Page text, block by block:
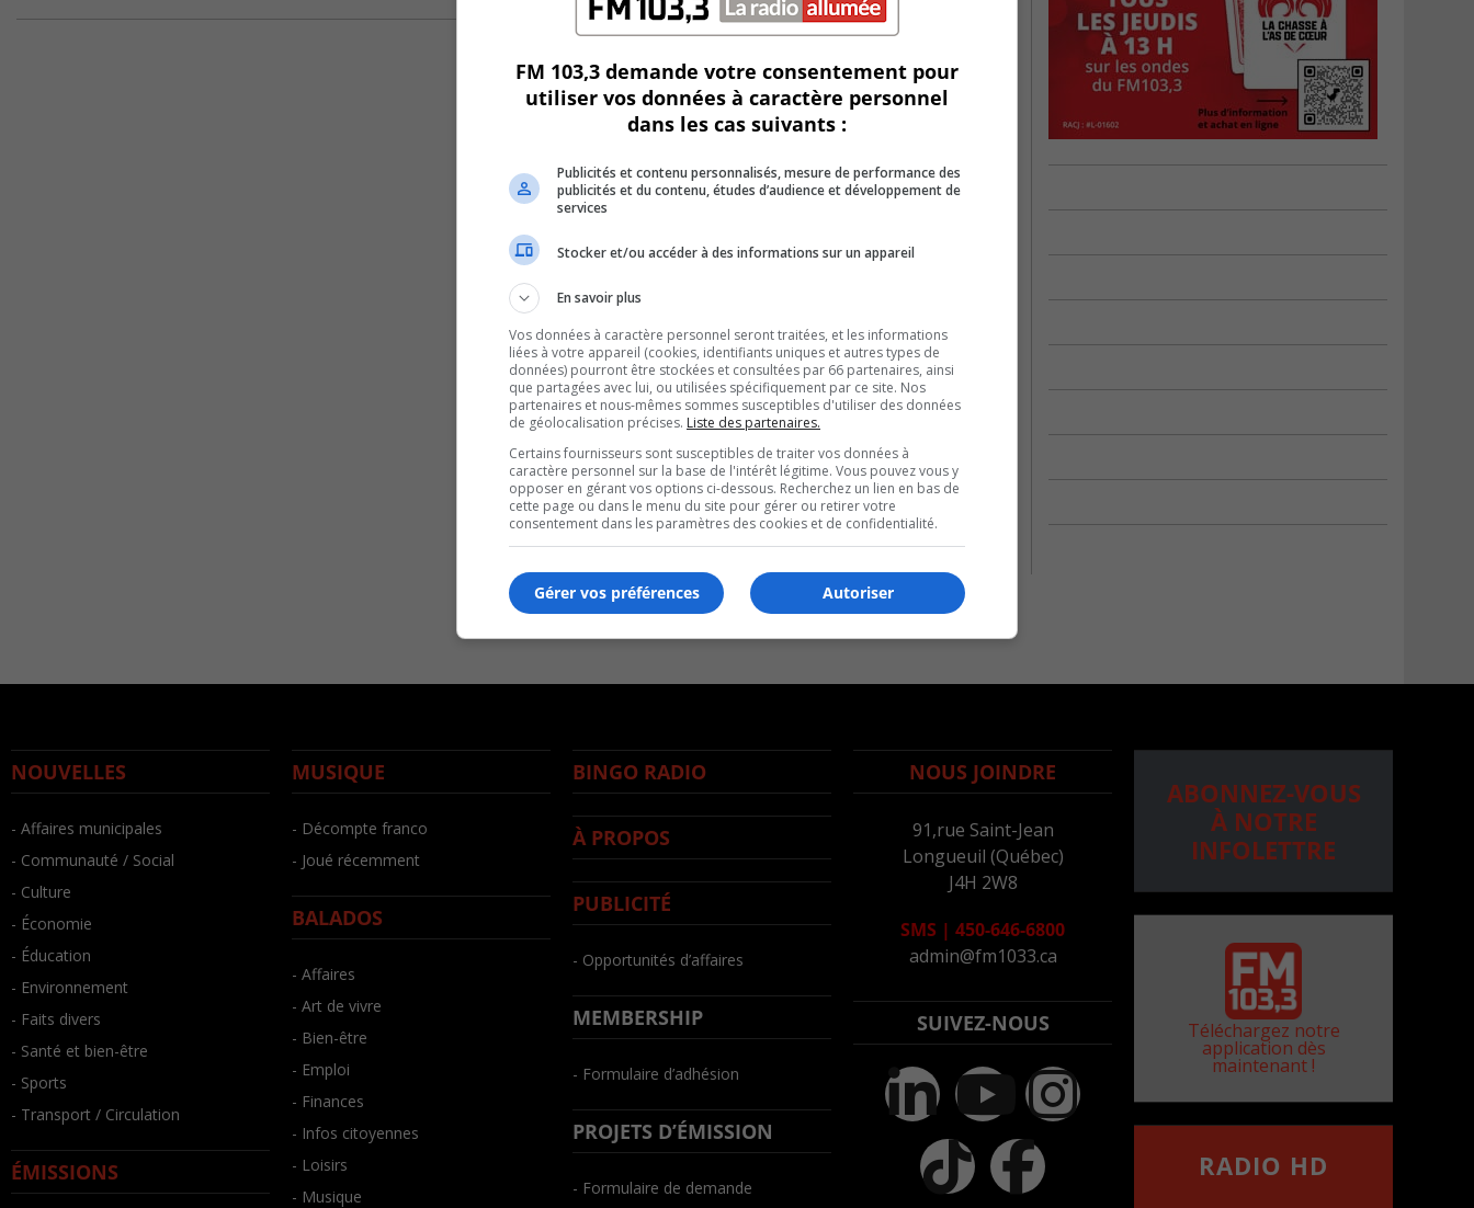
NOUVELLES
- Affaires municipales
- Communauté / Social
- Culture
- Économie
- Éducation
- Environnement
- Faits divers
- Santé et bien-être
- Sports
- Transport / Circulation
ÉMISSIONS
MUSIQUE
- Décompte franco
- Joué récemment
BALADOS
- Affaires
- Art de vivre
- Bien-être
- Emploi
- Finances
- Infos citoyennes
- Loisirs
- Musique
BINGO RADIO
À PROPOS
PUBLICITÉ
- Opportunités d’affaires
MEMBERSHIP
- Formulaire d’adhésion
PROJETS D’ÉMISSION
- Formulaire de demande
NOUS JOINDRE
91,rue Saint-Jean
Longueuil (Québec)
J4H 2W8
SMS | 450-646-6800
admin@fm1033.ca
SUIVEZ-NOUS
ABONNEZ-VOUS
À NOTRE
INFOLETTRE
Téléchargez notre
application dès
maintenant !
RADIO HD
FM 103,3 demande votre consentement pour
utiliser vos données à caractère personnel
dans les cas suivants :
Publicités et contenu personnalisés, mesure de performance des
publicités et du contenu, études d’audience et développement de
services
Stocker et/ou accéder à des informations sur un appareil
En savoir plus
Vos données à caractère personnel seront traitées, et les informations
liées à votre appareil (cookies, identifiants uniques et autres types de
données) pourront être stockées et consultées par 66 partenaires, ainsi
que partagées avec lui, ou utilisées spécifiquement par ce site. Nos
partenaires et nous-mêmes sommes susceptibles d'utiliser des données
de géolocalisation précises. Liste des partenaires.
Certains fournisseurs sont susceptibles de traiter vos données à
caractère personnel sur la base de l'intérêt légitime. Vous pouvez vous y
opposer en gérant vos options ci-dessous. Recherchez un lien en bas de
cette page ou dans le menu du site pour gérer ou retirer votre
consentement dans les paramètres des cookies et de confidentialité.
Autoriser
Gérer vos préférences